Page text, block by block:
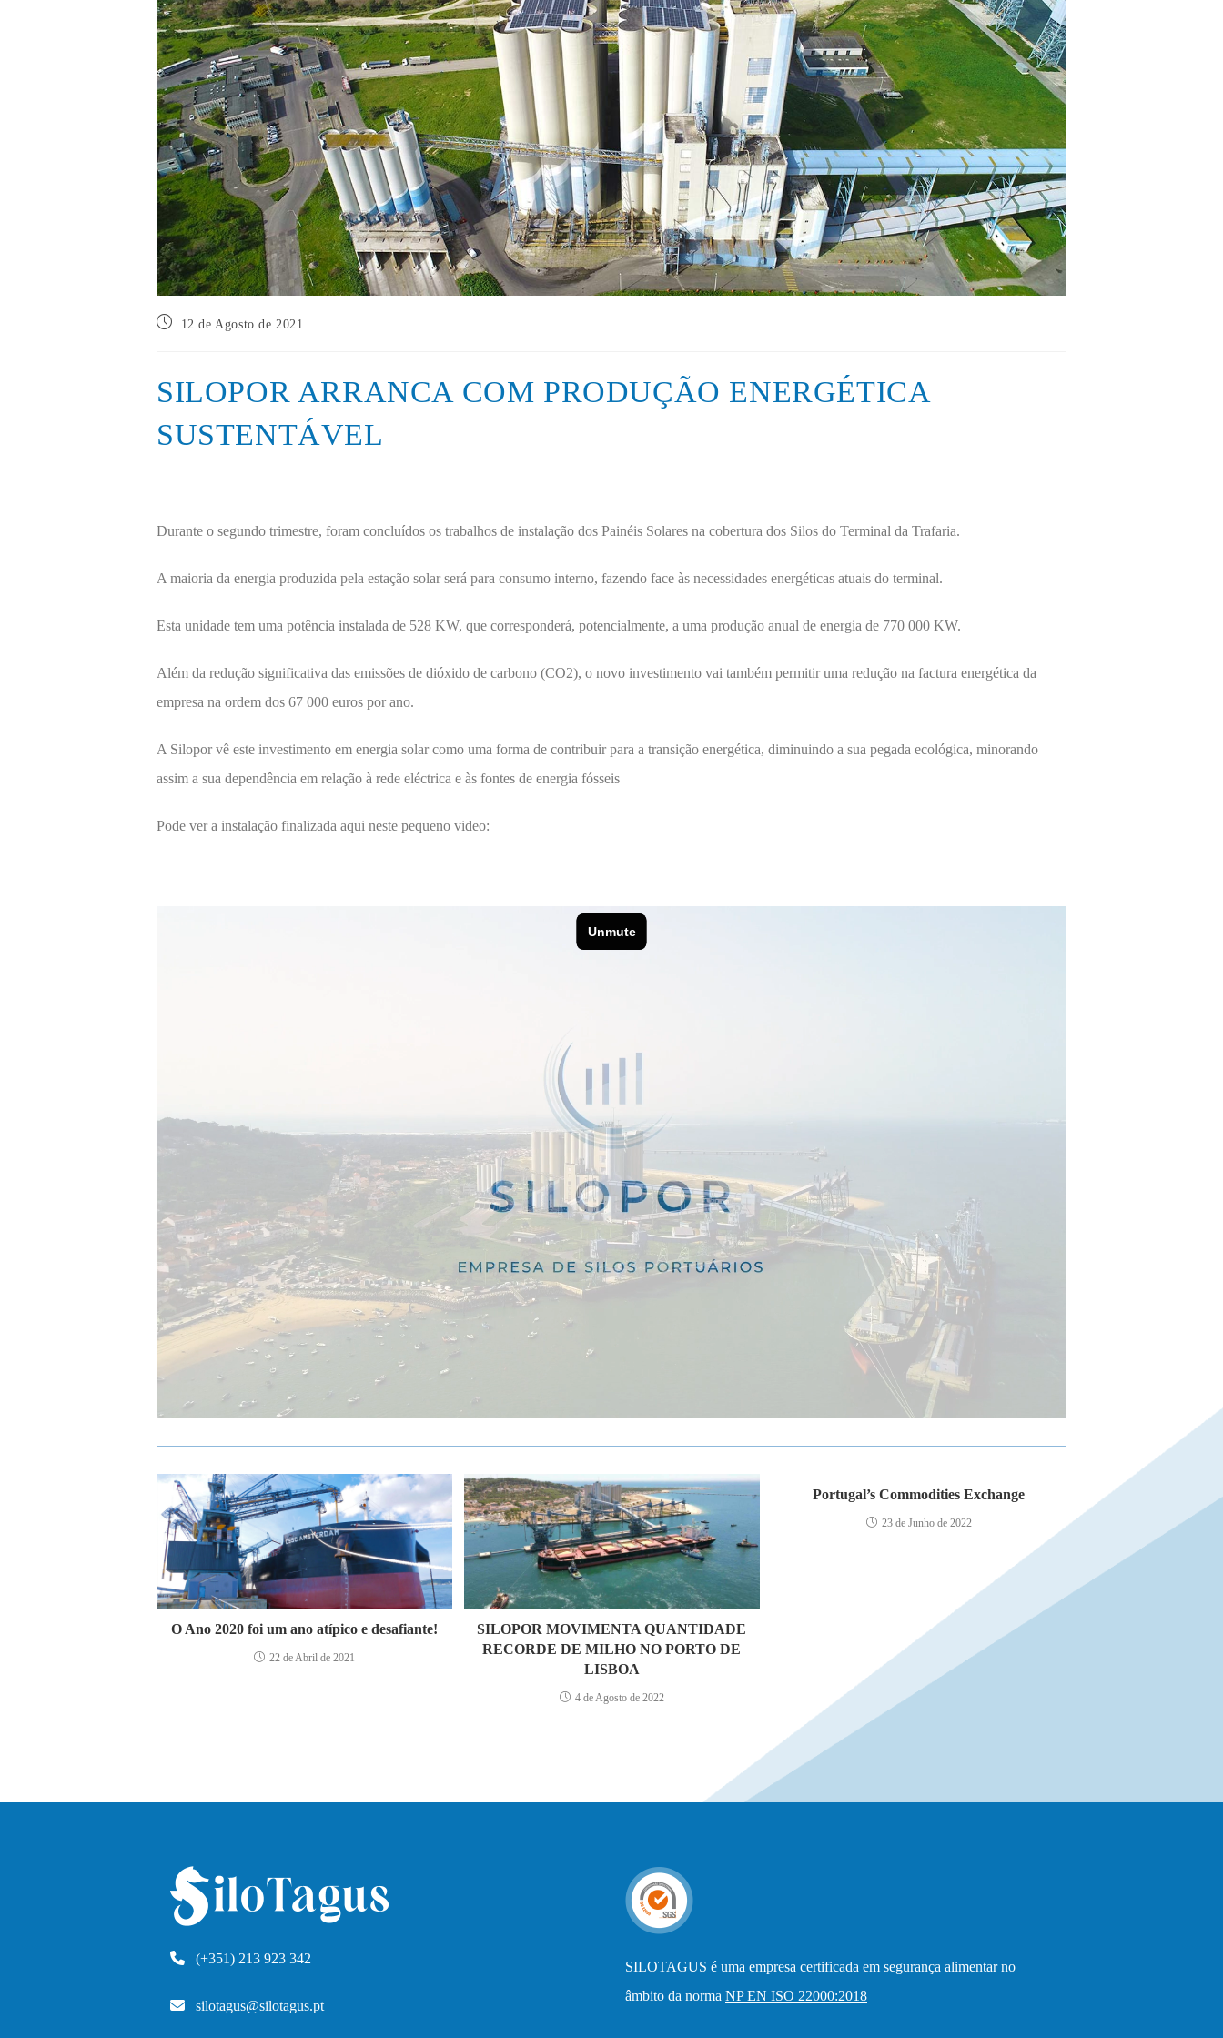
Post
12 de Agosto de 2021
SILOPOR ARRANCA COM PRODUÇÃO ENERGÉTICA
SUSTENTÁVEL
Durante o segundo trimestre, foram concluídos os trabalhos de instalação dos Painéis Solares na cobertura dos Silos do Terminal da Trafaria.
A maioria da energia produzida pela estação solar será para consumo interno, fazendo face às necessidades energéticas atuais do terminal.
Esta unidade tem uma potência instalada de 528 KW, que corresponderá, potencialmente, a uma produção anual de energia de 770 000 KW.
Além da redução significativa das emissões de dióxido de carbono (CO2), o novo investimento vai também permitir uma redução na factura energética da
empresa na ordem dos 67 000 euros por ano.
A Silopor vê este investimento em energia solar como uma forma de contribuir para a transição energética, diminuindo a sua pegada ecológica, minorando
assim a sua dependência em relação à rede eléctrica e às fontes de energia fósseis
Pode ver a instalação finalizada aqui neste pequeno video:
O Ano 2020 foi um ano atípico e desafiante!
22 de Abril de 2021
SILOPOR MOVIMENTA QUANTIDADE
RECORDE DE MILHO NO PORTO DE
LISBOA
4 de Agosto de 2022
Portugal’s Commodities Exchange
23 de Junho de 2022
(+351) 213 923 342
silotagus@silotagus.pt
SILOTAGUS é uma empresa certificada em segurança alimentar no
âmbito da norma NP EN ISO 22000:2018